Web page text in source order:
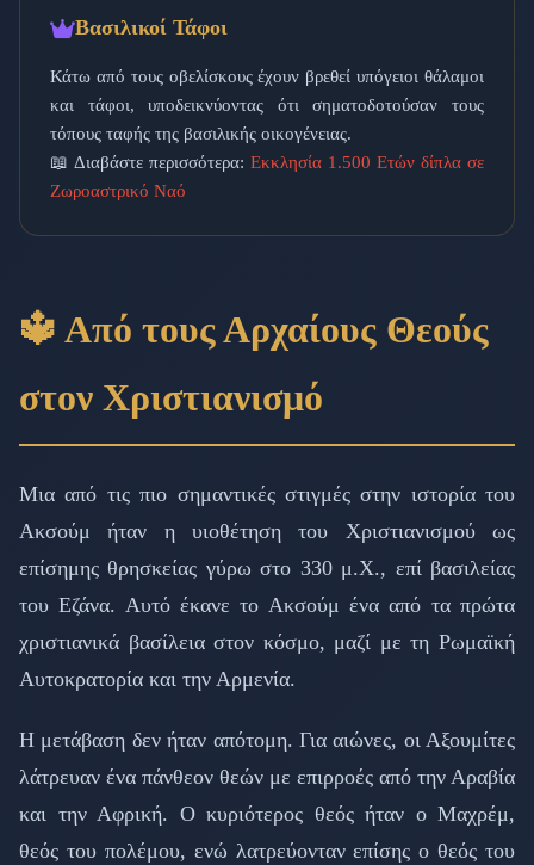
Βασιλικοί Τάφοι
Κάτω από τους οβελίσκους έχουν βρεθεί υπόγειοι θάλαμοι
και τάφοι, υποδεικνύοντας ότι σηματοδοτούσαν τους
τόπους ταφής της βασιλικής οικογένειας.
📖 Διαβάστε περισσότερα: Εκκλησία 1.500 Ετών δίπλα σε
Ζωροαστρικό Ναό
🔱 Από τους Αρχαίους Θεούς
στον Χριστιανισμό
Μια από τις πιο σημαντικές στιγμές στην ιστορία του
Ακσούμ ήταν η υιοθέτηση του Χριστιανισμού ως
επίσημης θρησκείας γύρω στο 330 μ.Χ., επί βασιλείας
του Εζάνα. Αυτό έκανε το Ακσούμ ένα από τα πρώτα
χριστιανικά βασίλεια στον κόσμο, μαζί με τη Ρωμαϊκή
Αυτοκρατορία και την Αρμενία.
Η μετάβαση δεν ήταν απότομη. Για αιώνες, οι Αξουμίτες
λάτρευαν ένα πάνθεον θεών με επιρροές από την Αραβία
και την Αφρική. Ο κυριότερος θεός ήταν ο Μαχρέμ,
θεός του πολέμου, ενώ λατρεύονταν επίσης ο θεός του